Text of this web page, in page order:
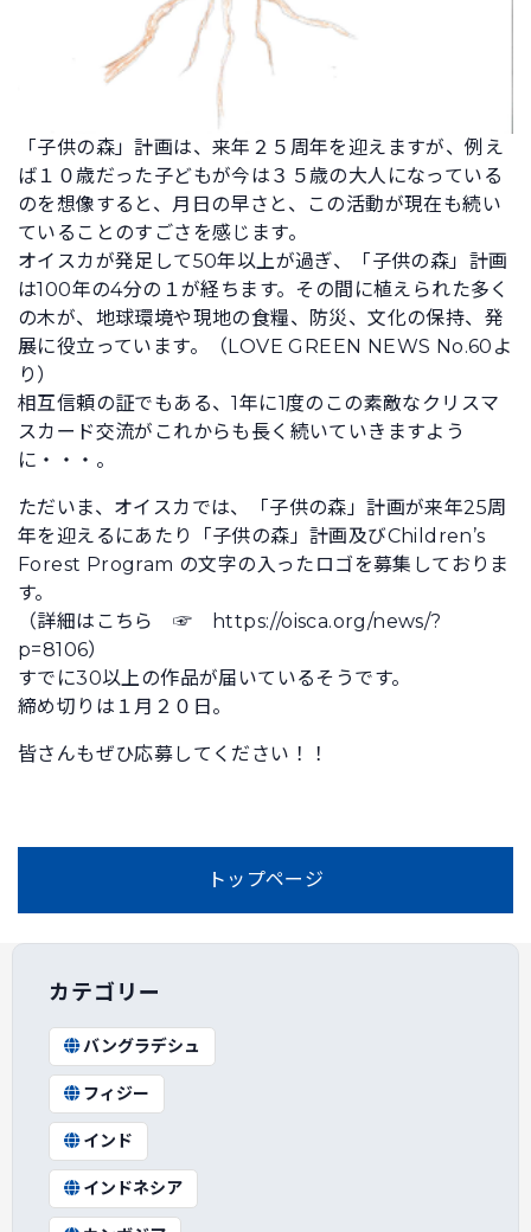
「子供の森」計画は、来年２５周年を迎えますが、例え
ば１０歳だった子どもが今は３５歳の大人になっている
のを想像すると、月日の早さと、この活動が現在も続い
ていることのすごさを感じます。
オイスカが発足して50年以上が過ぎ、「子供の森」計画
は100年の4分の１が経ちます。その間に植えられた多く
の木が、地球環境や現地の食糧、防災、文化の保持、発
展に役立っています。（LOVE GREEN NEWS No.60よ
り）
相互信頼の証でもある、1年に1度のこの素敵なクリスマ
スカード交流がこれからも長く続いていきますよう
に・・・。
ただいま、オイスカでは、「子供の森」計画が来年25周
年を迎えるにあたり「子供の森」計画及びChildren’s
Forest Program の文字の入ったロゴを募集しておりま
す。
（詳細はこちら ☞ https://oisca.org/news/?
p=8106）
すでに30以上の作品が届いているそうです。
締め切りは１月２０日。
皆さんもぜひ応募してください！！
トップページ
カテゴリー
バングラデシュ
フィジー
インド
インドネシア